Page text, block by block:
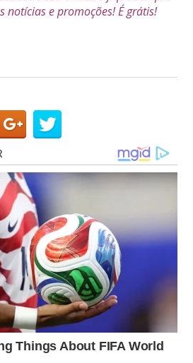
notícias e promoções! É grátis!